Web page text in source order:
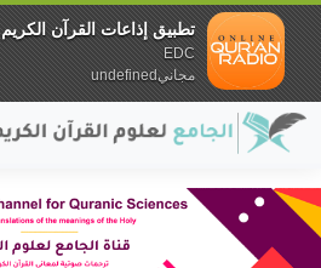
تطبيق إذاعات القرآن الكريم
EDC
مجانيundefined